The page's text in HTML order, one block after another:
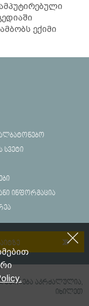
ექიმი
ინფორმაცია
აკრძალულია,
იხილეთ